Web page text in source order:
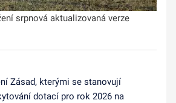
srpnová aktualizovaná verze
Zásad, kterými se stanovují
dotací pro rok 2026 na